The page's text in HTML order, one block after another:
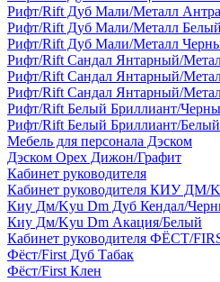
Рифт/Rift Дуб Мали/Металл
Рифт/Rift Дуб Мали/Металл Белый
Рифт/Rift Дуб Мали/Металл
Рифт/Rift Сандал Янтарный/
Рифт/Rift Сандал Янтарный/
Рифт/Rift Сандал Янтарный/
Рифт/Rift Белый Бриллиант/
Рифт/Rift Белый Бриллиант/
Мебель для персонала Дэском
Дэском Орех Дижон/Графит
Кабинет руководителя
Кабинет руководителя КИУ ДМ/
Киу Дм/Kyu Dm Дуб Кендал/
Киу Дм/Kyu Dm Акация/Белый
Кабинет руководителя ФЁСТ/
Фёст/First Дуб Табак
Фёст/First Клен